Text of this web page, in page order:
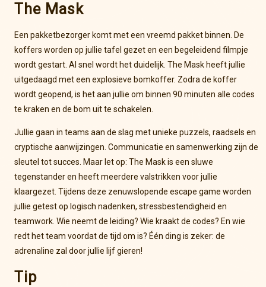
The Mask
Een pakketbezorger komt met een vreemd pakket binnen. De
koffers worden op jullie tafel gezet en een begeleidend filmpje
wordt gestart. Al snel wordt het duidelijk. The Mask heeft jullie
uitgedaagd met een explosieve bomkoffer. Zodra de koffer
wordt geopend, is het aan jullie om binnen 90 minuten alle codes
te kraken en de bom uit te schakelen.
Jullie gaan in teams aan de slag met unieke puzzels, raadsels en
cryptische aanwijzingen. Communicatie en samenwerking zijn de
sleutel tot succes. Maar let op: The Mask is een sluwe
tegenstander en heeft meerdere valstrikken voor jullie
klaargezet. Tijdens deze zenuwslopende escape game worden
jullie getest op logisch nadenken, stressbestendigheid en
teamwork. Wie neemt de leiding? Wie kraakt de codes? En wie
redt het team voordat de tijd om is? Één ding is zeker: de
adrenaline zal door jullie lijf gieren!
Tip